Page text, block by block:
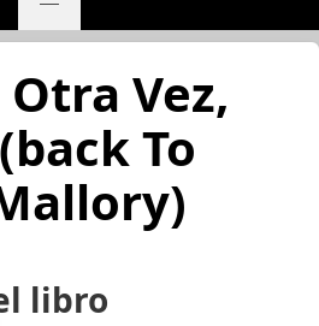
Vez,
To
libro